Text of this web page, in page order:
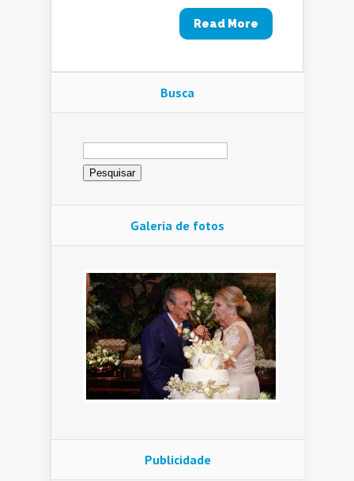
Read More
Busca
Pesquisar
por:
Galeria de fotos
Publicidade